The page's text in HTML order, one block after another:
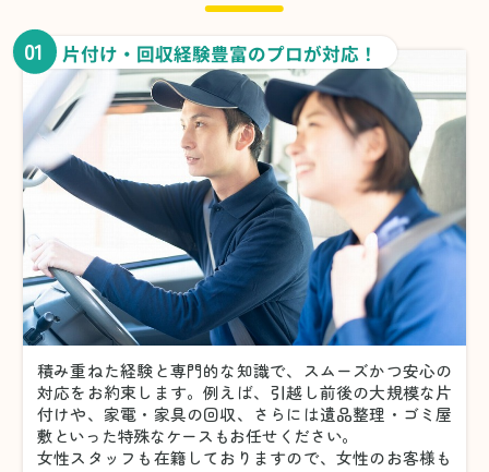
01 片付け・回収経験豊富のプロが対応！
積み重ねた経験と専門的な知識で、スムーズかつ安心の
対応をお約束します。例えば、引越し前後の大規模な片
付けや、家電・家具の回収、さらには遺品整理・ゴミ屋
敷といった特殊なケースもお任せください。
女性スタッフも在籍しておりますので、女性のお客様も